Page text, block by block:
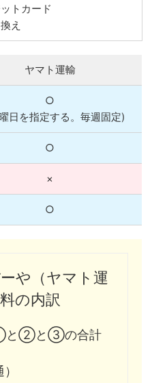
トカード
え
ヤマト運輸
○
日を指定する。毎週固定)
○
×
○
や（ヤマト運
の内訳
②と③の合計